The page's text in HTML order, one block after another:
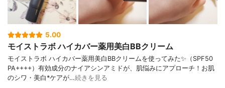
5.00
モイストラボ ハイカバー薬用美白BBクリーム
モイストラボ ハイカバー薬用美白BBクリームを使ってみた✨（SPF50
PA++++）有効成分のナイアシンアミドが、肌悩みにアプローチ！お肌
のシワ・美白*ケアが…続きを見る